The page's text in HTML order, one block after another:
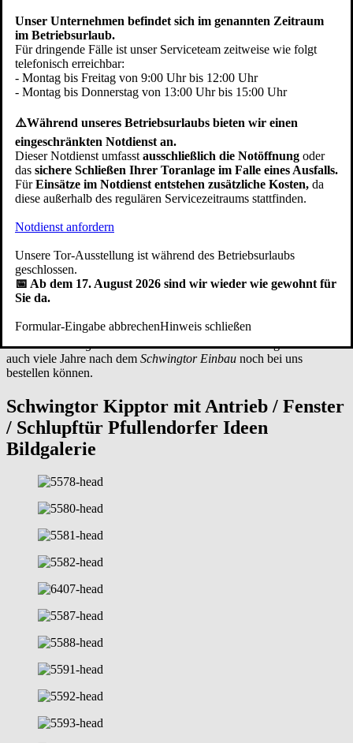
Schwingtor bauseitige Füllung. Bei den flächenbündigen
Garagentoren bilden das Tor und die Fassade eine Ebene. Ein
fassadenbündiges Schwingtor ist in geschlossenem Zustand als
solches nicht mehr erkennbar. Beim Schwingtor bauseitige Füllung
liefern und montieren wir eine Schwingtor Unterkonstruktion. Der
Kunde oder sein Handwerker können dann auf der Baustelle
werden, dass z.B. die gleichen Fassadenplatten oder
Profilschalungen auf der Torfläche montiert werden wie auch am
restlichen Gebäude.
Verarbeitung
Schwingtore seit 1949
Unsere eigene Produktion ist nach den NormenDIN EN ISO 9001
undDIN EN ISO 14001
umweltzertifiziert. Unsere Handwerker fertigen Kipptore mit
Herzblut. Egal für welches Design Sie sich entscheiden, die Qualität
aus Pfullendorf ebenso wie der Service. Zu unserem Service gehört,
dass SieSchwingtor Ersatzteilewie Federn oder Garagentoröffner
auch viele Jahre nach dem Schwingtor Einbau noch bei uns
bestellen können.
Schwingtor Kipptor mit Antrieb / Fenster
/ Schlupftür Pfullendorfer Ideen
Bildgalerie
Unser Unternehmen befindet sich im genannten Zeitraum
im Betriebsurlaub.
Für dringende Fälle ist unser Serviceteam zeitweise wie folgt
telefonisch erreichbar:
- Montag bis Freitag von 9:00 Uhr bis 12:00 Uhr
- Montag bis Donnerstag von 13:00 Uhr bis 15:00 Uhr
⚠️Während unseres Betriebsurlaubs bieten wir einen
eingeschränkten Notdienst an.
Dieser Notdienst umfasstausschließlich die Notöffnung oder
das sichere Schließen Ihrer Toranlage im Falle eines Ausfalls.
FürEinsätze im Notdienst entstehen zusätzliche Kosten, da
diese außerhalb des regulären Servicezeitraums stattfinden.
Notdienst anfordern
Unsere Tor-Ausstellung ist während des Betriebsurlaubs
geschlossen.
📅 Ab dem 17. August 2026 sind wir wieder wie gewohnt für
Sie da.
Formular-Eingabe abbrechenHinweis schließen